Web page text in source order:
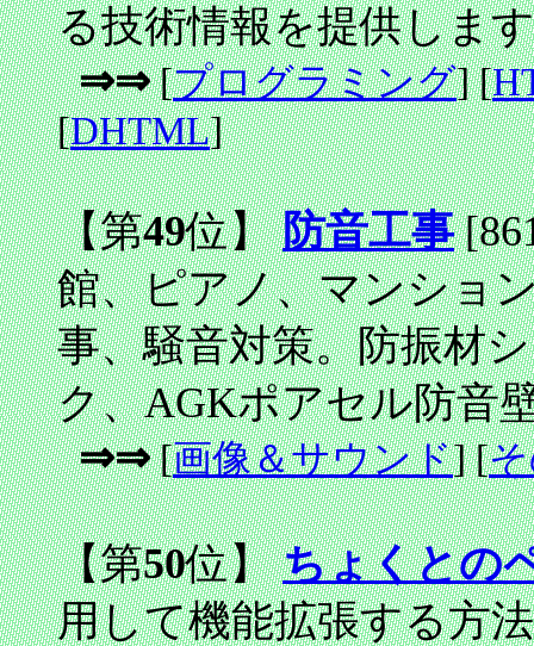
る技術情報を提供しま
⇒⇒[プログラミング] [
[DHTML]
【第49位】防音工事
館、ピアノ、マンショ
事、騒音対策。防振材
ク、AGKポアセル防音
⇒⇒[画像＆サウンド] [
【第50位】ちょくとの
用して機能拡張する方